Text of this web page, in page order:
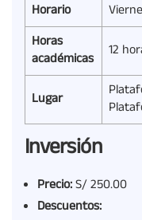
Horario
Horas
académicas
12
Lugar
Inversión
Precio:S/ 250.00
Descuentos: